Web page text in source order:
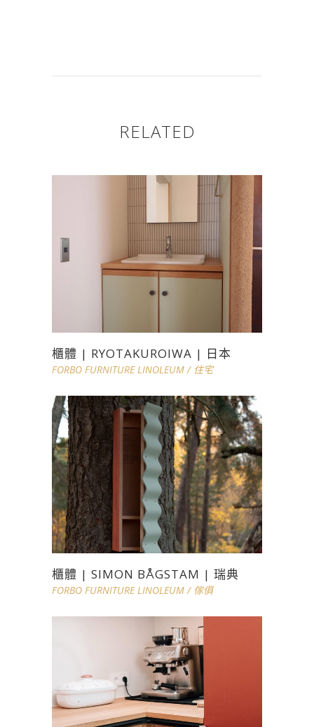
RELATED
櫃體 | RYOTAKUROIWA | 日本
FORBO FURNITURE LINOLEUM/ 住宅
櫃體 | SIMON BÅGSTAM | 瑞典
FORBO FURNITURE LINOLEUM/ 傢俱